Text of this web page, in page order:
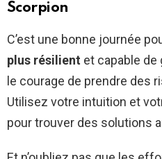
Scorpion
C’est une bonne journée
plus résilient et capable de
le courage de prendre des
Utilisez votre intuition et
pour trouver des solutions